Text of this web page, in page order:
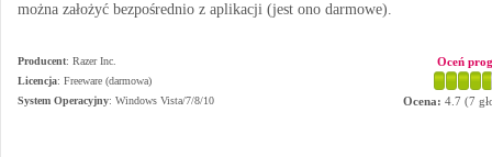
można założyć bezpośrednio z aplikacji (jest ono darmowe).
Producent: Razer Inc.
Licencja: Freeware (darmowa)
System Operacyjny: Windows Vista/7/8/10
Oceń
Ocena: 4.7 (7